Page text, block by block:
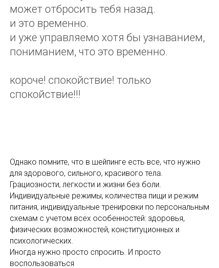
может отбросить тебя назад.
и это временно.
и уже управляемо хотя бы узнаванием,
пониманием, что это временно.
короче! спокойствие! только
спокойствие!!!
Однако помните, что в шейпинге есть все, что нужно
для здорового, сильного, красивого тела.
Грациозности, легкости и жизни без боли.
Индивидуальные режимы, количества пищи и режим
питания, индивидуальные тренировки по персональным
схемам с учетом всех особенностей: здоровья,
физических возможностей, конституционных и
психологических.
Иногда нужно просто спросить. И просто
воспользоваться